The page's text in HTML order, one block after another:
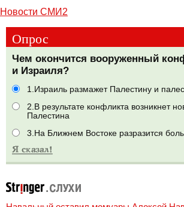
Новости СМИ2
Опрос
Чем окончится вооруженный
и Израиля?
1.Израиль размажет Палестину и
2.В результате конфликта возникнет
Палестина
3.На Ближнем Востоке разразится